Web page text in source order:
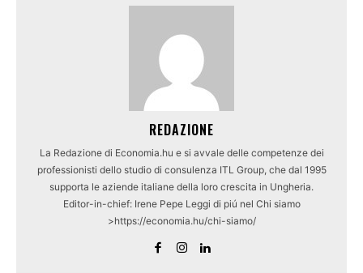
REDAZIONE
La Redazione di Economia.hu e si avvale delle competenze dei
professionisti dello studio di consulenza ITL Group, che dal 1995
supporta le aziende italiane della loro crescita in Ungheria.
Editor-in-chief: Irene Pepe Leggi di piú nel Chi siamo
>https://economia.hu/chi-siamo/